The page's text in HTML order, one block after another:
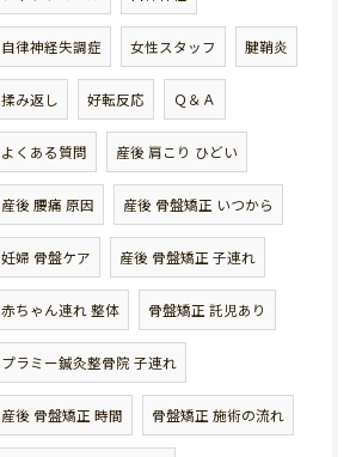
自律神経失調症 女性スタッフ 腱鞘炎
揉み返し 好転反応 Ｑ＆Ａ
よくある質問 産後 肩こり ひどい
産後 腰痛 原因 産後 骨盤矯正 いつから
妊婦 骨盤ケア 産後 骨盤矯正 子連れ
赤ちゃん連れ 整体 骨盤矯正 託児あり
プラミー鍼灸整骨院 子連れ
産後 骨盤矯正 時間 骨盤矯正 施術の流れ